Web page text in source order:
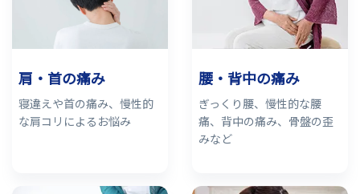
肩・首の痛み
寝違えや首の痛み、慢性的
な肩コリによるお悩み
腰・背中の痛み
ぎっくり腰、慢性的な腰
痛、背中の痛み、骨盤の歪
みなど